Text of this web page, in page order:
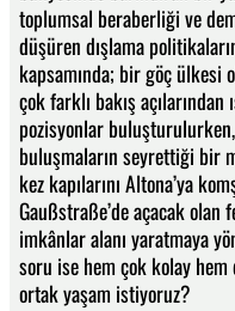
toplumsal beraberliği ve
düşüren dışlama
kapsamında; bir göç ülkesi
çok farklı bakış
pozisyonlar
buluşmaların seyrettiği bir
kez kapılarını Altona’ya
Gaußstraße’de açacak
imkânlar alanı yaratmaya
soru ise hem çok kolay
ortak yaşam istiyoruz?